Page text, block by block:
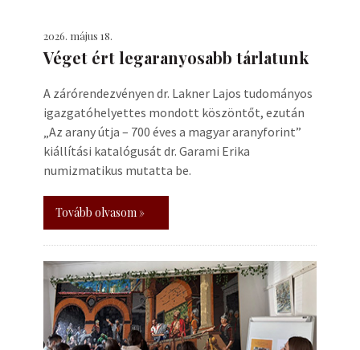
2026. május 18.
Véget ért legaranyosabb tárlatunk
A zárórendezvényen dr. Lakner Lajos tudományos
igazgatóhelyettes mondott köszöntőt, ezután
„Az arany útja – 700 éves a magyar aranyforint”
kiállítási katalógusát dr. Garami Erika
numizmatikus mutatta be.
Tovább olvasom »